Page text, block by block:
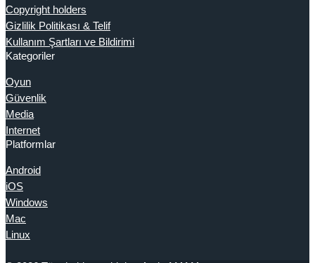
Copyright holders
Gizlilik Politikası & Telif
Kullanım Şartları ve Bildirimi
Kategoriler
Oyun
Güvenlik
Media
Internet
Platformlar
Android
iOS
Windows
Mac
Linux